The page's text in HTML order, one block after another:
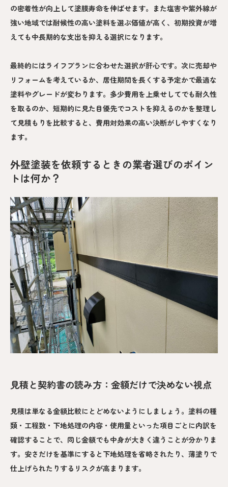
の密着性が向上して塗膜寿命を伸ばせます。また塩害や紫外線が
強い地域では耐候性の高い塗料を選ぶ価値が高く、初期投資が増
えても中長期的な支出を抑える選択になります。
最終的にはライフプランに合わせた選択が肝心です。次に売却や
リフォームを考えているか、居住期間を長くする予定かで最適な
塗料やグレードが変わります。多少費用を上乗せしてでも耐久性
を取るのか、短期的に見た目優先でコストを抑えるのかを整理し
て見積もりを比較すると、費用対効果の高い決断がしやすくなり
ます。
外壁塗装を依頼するときの業者選びのポイン
トは何か？
見積と契約書の読み方：金額だけで決めない視点
見積は単なる金額比較にとどめないようにしましょう。塗料の種
類・工程数・下地処理の内容・使用量といった項目ごとに内訳を
確認することで、同じ金額でも中身が大きく違うことが分かりま
す。安さだけを基準にすると下地処理を省略されたり、薄塗りで
仕上げられたりするリスクが高まります。